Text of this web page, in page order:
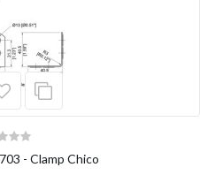
- Clamp Chico